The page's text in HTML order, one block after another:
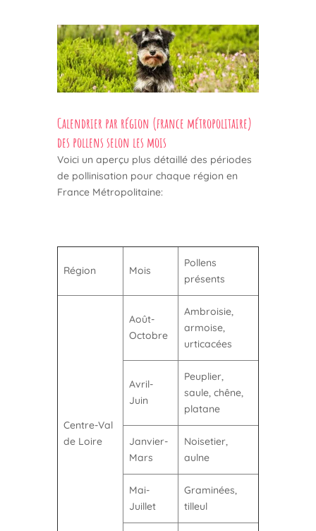
Calendrier par région (france métropolitaire)
des pollens selon les mois
Voici un aperçu plus détaillé des périodes
de pollinisation pour chaque région en
France Métropolitaine:
Région Mois
Pollens
présents
Centre-Val
de Loire
Août-
Octobre
Ambroisie,
armoise,
urticacées
Avril-
Juin
Peuplier,
saule, chêne,
platane
Janvier-
Mars
Noisetier,
aulne
Mai-
Juillet
Graminées,
tilleul